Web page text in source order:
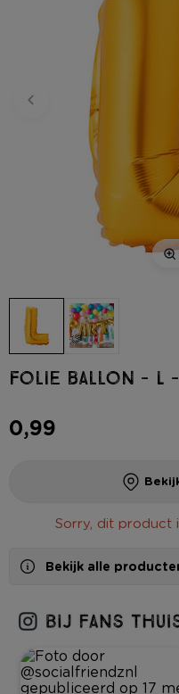
Folie ballon - L -
0,99
Sorry, dit product
Bekijk alle